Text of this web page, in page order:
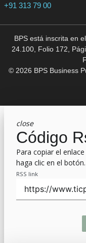
+91 313 79 00
BPS está inscrita en
24.100, Folio 172,
© 2026 BPS Business
close
Código
Para copiar el
haga clic en el botón.
RSS link